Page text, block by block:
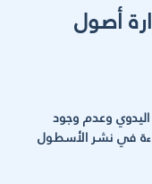
أصول
اليدوي وعدم وجود
في نشر الأسطول